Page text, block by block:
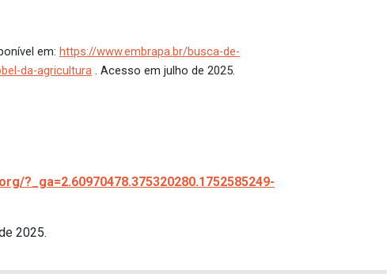
em: https://www.embrapa.br/busca-de-
da-agricultura . Acesso em julho de 2025.
?_ga=2.60970478.375320280.1752585249-
2025.